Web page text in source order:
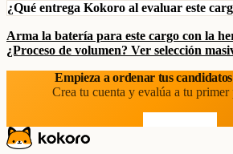
¿Qué entrega Kokoro al evaluar este
Arma la batería para este cargo con la
¿Proceso de volumen? Ver selección
Empieza a ordenar tus
Crea tu cuenta y evalúa a tu primer